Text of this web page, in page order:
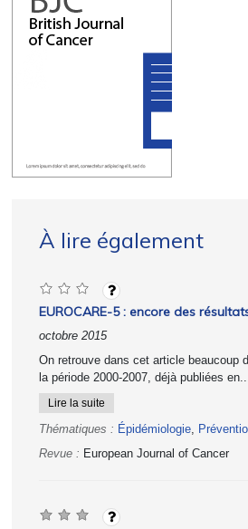
À lire également
EUROCARE-5 : encore des
octobre 2015
On retrouve dans cet article beaucoup
la période 2000-2007, déjà publiées
Lire la suite
Thématiques : Épidémiologie,
Revue : European Journal of Cancer